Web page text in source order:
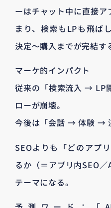
ーはチャット中に直接
まり、検索もLPも飛ば
決定〜購入までが完結す
マーケ的インパクト
従来の「検索流入 → LP
ローが崩壊。
今後は「会話 → 体験 →
SEOよりも「どのアプ
るか（＝アプリ内SEO
テーマになる。